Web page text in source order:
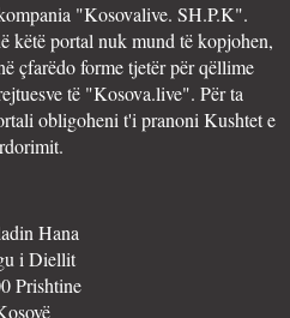
"Kosovalive. SH.P.K".
këtë portal nuk mund të kopjohen,
çfarëdo forme tjetër për qëllime
të "Kosova.live". Për ta
obligoheni t'i pranoni Kushtet e
Hana
i Diellit
Prishtine